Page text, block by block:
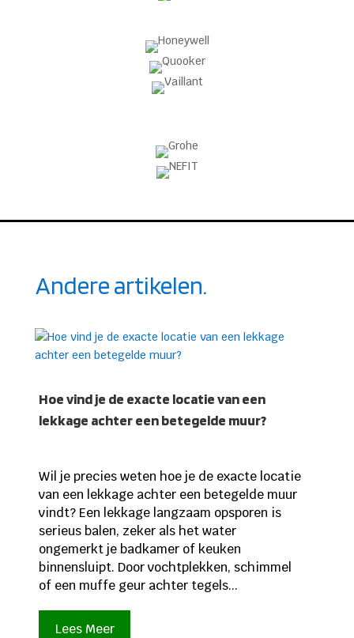
Andere artikelen.
Hoe vind je de exacte locatie van een
lekkage achter een betegelde muur?
Wil je precies weten hoe je de exacte locatie
van een lekkage achter een betegelde muur
vindt? Een lekkage langzaam opsporen is
serieus balen, zeker als het water
ongemerkt je badkamer of keuken
binnensluipt. Door vochtplekken, schimmel
of een muffe geur achter tegels...
Lees Meer